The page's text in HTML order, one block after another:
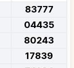
83777
04435
80243
17839